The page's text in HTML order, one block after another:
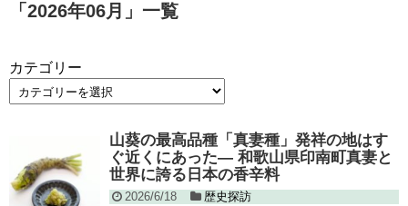
「 2026年06月 」 一覧
カテゴリー
山葵の最高品種「真妻種」発祥の地はす
ぐ近くにあった― 和歌山県印南町真妻と
世界に誇る日本の香辛料
2026/6/18
歴史探訪